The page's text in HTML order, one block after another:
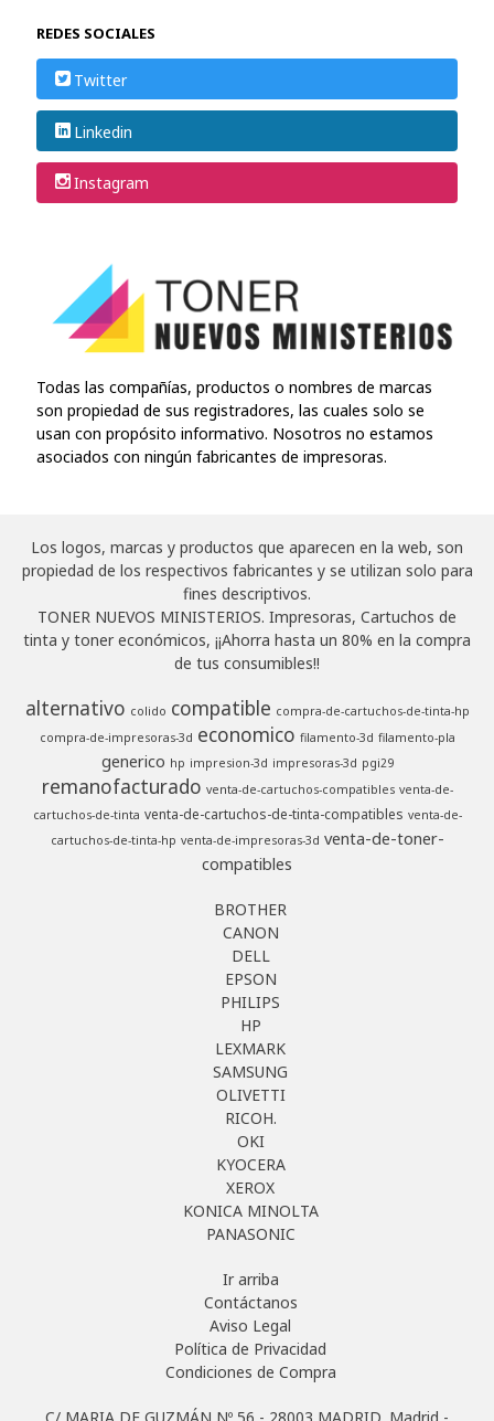
REDES SOCIALES
Twitter
Linkedin
Instagram
Todas las compañías, productos o nombres de marcas
son propiedad de sus registradores, las cuales solo se
usan con propósito informativo. Nosotros no estamos
asociados con ningún fabricantes de impresoras.
Los logos, marcas y productos que aparecen en la web, son
propiedad de los respectivos fabricantes y se utilizan solo para
fines descriptivos.
TONER NUEVOS MINISTERIOS. Impresoras, Cartuchos de
tinta y toner económicos, ¡¡Ahorra hasta un 80% en la compra
de tus consumibles!!
alternativo colido compatible compra-de-cartuchos-de-tinta-hp
compra-de-impresoras-3d economico filamento-3d filamento-pla
generico hp impresion-3d impresoras-3d pgi29
remanofacturado venta-de-cartuchos-compatibles venta-de-
cartuchos-de-tinta venta-de-cartuchos-de-tinta-compatibles venta-de-
cartuchos-de-tinta-hp venta-de-impresoras-3d venta-de-toner-
compatibles
BROTHER
CANON
DELL
EPSON
PHILIPS
HP
LEXMARK
SAMSUNG
OLIVETTI
RICOH.
OKI
KYOCERA
XEROX
KONICA MINOLTA
PANASONIC
Ir arriba
Contáctanos
Aviso Legal
Política de Privacidad
Condiciones de Compra